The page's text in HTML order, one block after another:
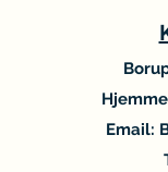
Email: